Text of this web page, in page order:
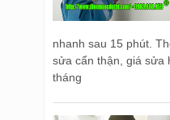
nhanh sau 15 phút.
sửa cẩn thận, giá sửa
tháng